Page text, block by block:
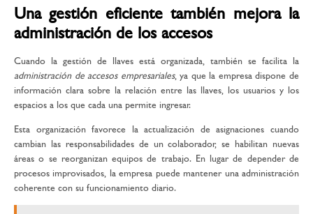
Una gestión eficiente también mejora la
administración de los accesos
Cuando la gestión de llaves está organizada, también se facilita la
administración de accesos empresariales, ya que la empresa dispone de
información clara sobre la relación entre las llaves, los usuarios y los
espacios a los que cada una permite ingresar.
Esta organización favorece la actualización de asignaciones cuando
cambian las responsabilidades de un colaborador, se habilitan nuevas
áreas o se reorganizan equipos de trabajo. En lugar de depender de
procesos improvisados, la empresa puede mantener una administración
coherente con su funcionamiento diario.